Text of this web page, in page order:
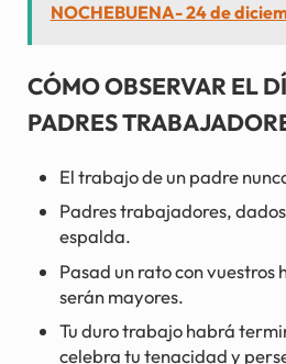
NOCHEBUENA- 24 de
CÓMO OBSERVAR EL
PADRES
El trabajo de un padre
Padres trabajadores,
espalda.
Pasad un rato con vuestros
serán mayores.
Tu duro trabajo habrá
celebra tu tenacidad y